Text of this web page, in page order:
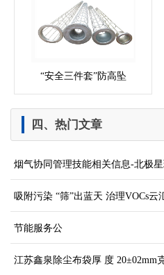
“安全三件套”防高坠
四、热门文章
烟气协同管理技能相关信息-北极
吸附污染 “筛”出蓝天 治理VOCs云
节能服务公
江苏鑫泉除尘布袋厚 度 20±02mm